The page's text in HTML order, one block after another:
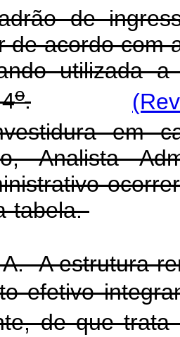
de
de acordo com
utilizada
o.
em
Analista
tabela.
A estrutura
efetivo
de que